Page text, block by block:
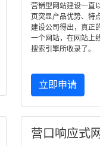
营销型网站建设一直
页突显产品优势、特
建设公司得出，真正
一个网站，在网站上
搜索引擎所收录了。
立即申请
营口响应式